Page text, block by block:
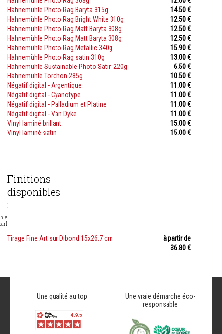
Hahnemühle Photo Rag Baryta 315g
14.50 €
Hahnemühle Photo Rag Bright White 310g
12.50 €
Hahnemühle Photo Rag Matt Baryta 308g
12.50 €
Hahnemühle Photo Rag Matt Baryta 308g
12.50 €
Hahnemühle Photo Rag Metallic 340g
15.90 €
Hahnemühle Photo Rag satin 310g
13.00 €
Hahnemühle Sustainable Photo Satin 220g
6.50 €
Hahnemühle Torchon 285g
10.50 €
Négatif digital - Argentique
11.00 €
Négatif digital - Cyanotype
11.00 €
Négatif digital - Palladium et Platine
11.00 €
Négatif digital - Van Dyke
11.00 €
Vinyl laminé brillant
15.00 €
Vinyl laminé satin
15.00 €
Finitions
disponibles
:
Tirage Fine Art sur Dibond 15x26.7 cm
à partir de
36.80 €
Une qualité au top
Une vraie démarche éco-
responsable